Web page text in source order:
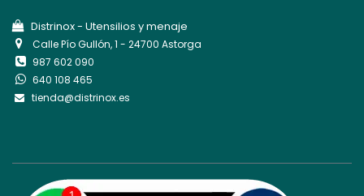
Di​strinox - Utensilios y menaje
Calle Pío Gullón, 1 - 24700 Astorga
987 602 090
640 108 465
tienda@distrinox.es